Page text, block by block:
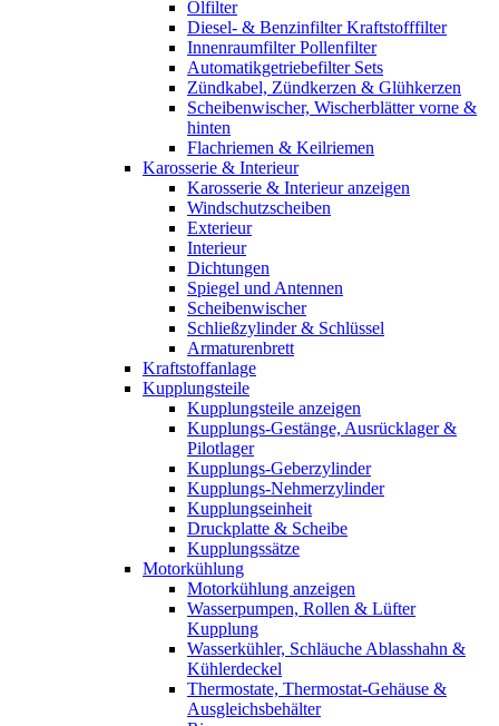
Ölfilter
Diesel- & Benzinfilter Kraftstofffilter
Innenraumfilter Pollenfilter
Automatikgetriebefilter Sets
Zündkabel, Zündkerzen & Glühkerzen
Scheibenwischer, Wischerblätter vorne &
hinten
Flachriemen & Keilriemen
Karosserie & Interieur
Karosserie & Interieur anzeigen
Windschutzscheiben
Exterieur
Interieur
Dichtungen
Spiegel und Antennen
Scheibenwischer
Schließzylinder & Schlüssel
Armaturenbrett
Kraftstoffanlage
Kupplungsteile
Kupplungsteile anzeigen
Kupplungs-Gestänge, Ausrücklager &
Pilotlager
Kupplungs-Geberzylinder
Kupplungs-Nehmerzylinder
Kupplungseinheit
Druckplatte & Scheibe
Kupplungssätze
Motorkühlung
Motorkühlung anzeigen
Wasserpumpen, Rollen & Lüfter
Kupplung
Wasserkühler, Schläuche Ablasshahn &
Kühlerdeckel
Thermostate, Thermostat-Gehäuse &
Ausgleichsbehälter